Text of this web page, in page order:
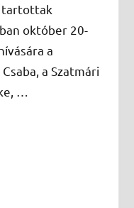
tartottak
október 20-
a
a Szatmári
…